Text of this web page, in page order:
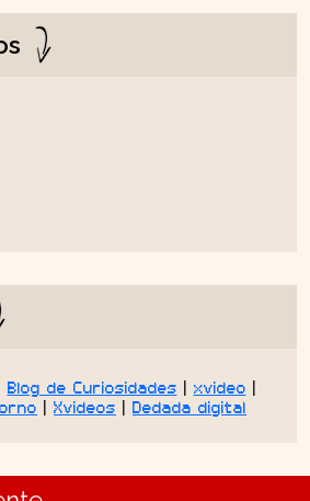
Blog de Curiosidades | xvideo |
| Xvideos | Dedada digital